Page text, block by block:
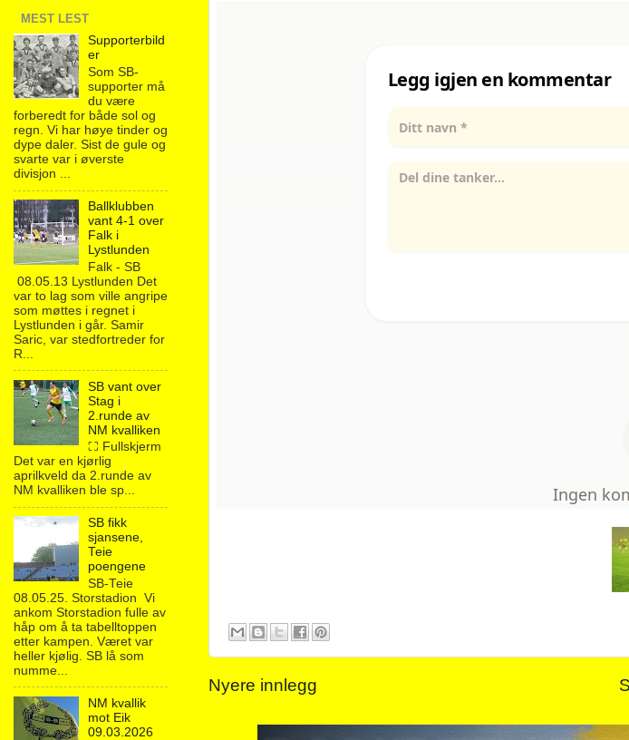
Nyere innlegg
MEST LEST
Supporterbild
er
Som SB-
supporter må
du være
forberedt for både sol og
regn. Vi har høye tinder og
dype daler. Sist de gule og
svarte var i øverste
divisjon ...
Ballklubben
vant 4-1 over
Falk i
Lystlunden
Falk - SB
08.05.13 Lystlunden Det
var to lag som ville angripe
som møttes i regnet i
Lystlunden i går. Samir
Saric, var stedfortreder for
R...
SB vant over
Stag i
2.runde av
NM kvalliken
⛶ Fullskjerm
Det var en kjørlig
aprilkveld da 2.runde av
NM kvalliken ble sp...
SB fikk
sjansene,
Teie
poengene
SB-Teie
08.05.25. Storstadion Vi
ankom Storstadion fulle av
håp om å ta tabelltoppen
etter kampen. Været var
heller kjølig. SB lå som
numme...
NM kvallik
mot Eik
09.03.2026